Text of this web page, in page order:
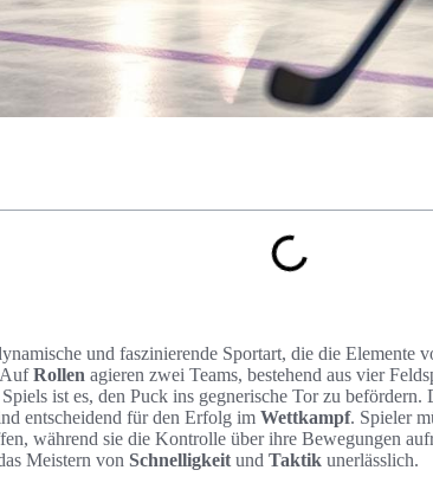
und faszinierende Sportart, die die Elemente
AufRollen agieren zwei Teams, bestehend aus vier
ist es, den Puck ins gegnerische Tor zu befördern.
entscheidend für den Erfolg im Wettkampf. Spieler
während sie die Kontrolle über ihre Bewegungen
Meistern von Schnelligkeit und Taktik unerlässlich.